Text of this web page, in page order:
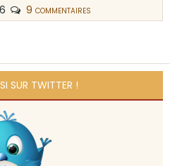
9 commentaires
SUR TWITTER !